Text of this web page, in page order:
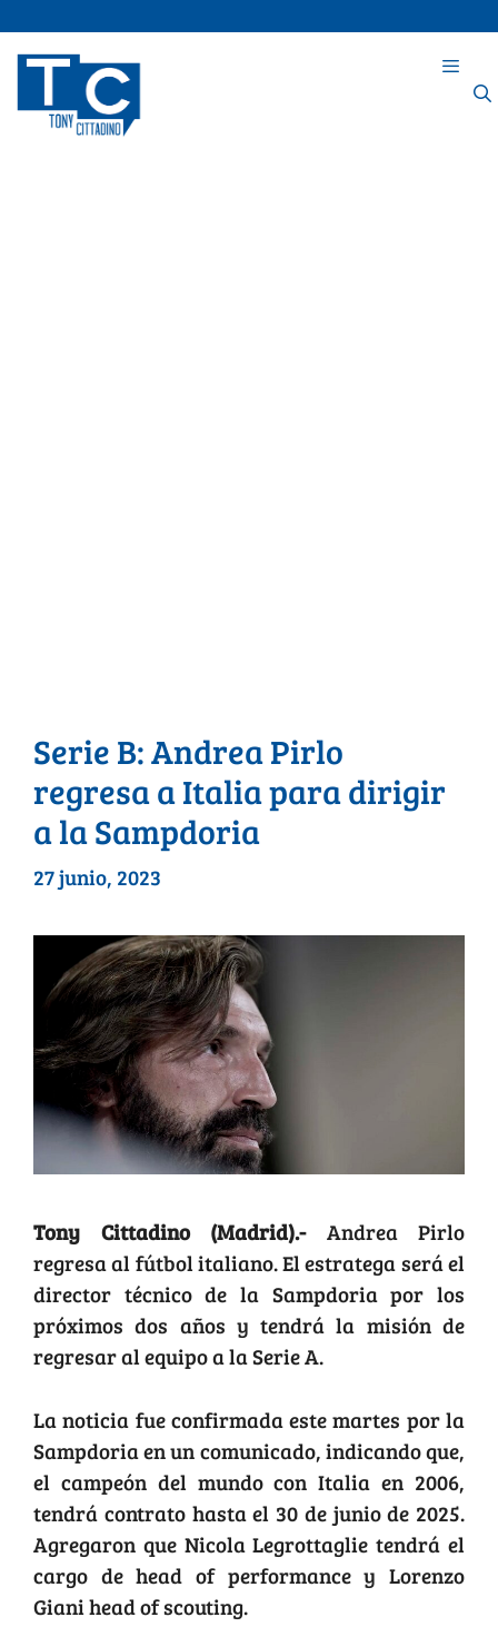
Serie B: Andrea Pirlo
regresa a Italia para dirigir
a la Sampdoria
27 junio, 2023
Tony Cittadino (Madrid).-Andrea Pirlo
regresa al fútbol italiano. El estratega será el
director técnico de la Sampdoria por los
próximos dos años y tendrá la misión de
regresar al equipo a la Serie A.
La noticia fue confirmada este martes por la
Sampdoria en un comunicado, indicando que,
el campeón del mundo con Italia en 2006,
tendrá contrato hasta el 30 de junio de 2025.
Agregaron que Nicola Legrottaglie tendrá el
cargo de head of performance y Lorenzo
Giani head of scouting.